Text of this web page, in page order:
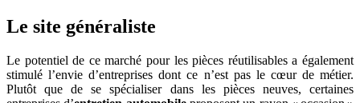
Le site généraliste
Le potentiel de ce marché pour les pièces réutilisables a également
stimulé l’envie d’entreprises dont ce n’est pas le cœur de métier.
Plutôt que de se spécialiser dans les pièces neuves, certaines